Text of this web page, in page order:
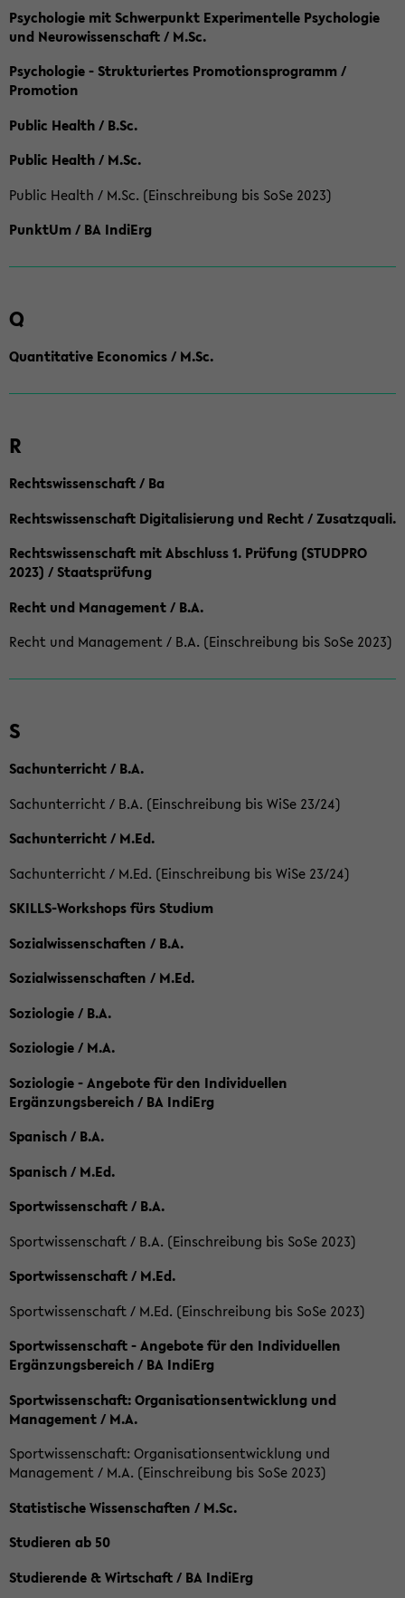
Psychologie mit Schwerpunkt Experimentelle Psychologie
und Neurowissenschaft / M.Sc.
Psychologie - Strukturiertes Promotionsprogramm /
Promotion
Public Health / B.Sc.
Public Health / M.Sc.
Public Health / M.Sc. (Einschreibung bis SoSe 2023)
PunktUm / BA IndiErg
Q
Quantitative Economics / M.Sc.
R
Rechtswissenschaft / Ba
Rechtswissenschaft Digitalisierung und Recht / Zusatzquali.
Rechtswissenschaft mit Abschluss 1. Prüfung (STUDPRO
2023) / Staatsprüfung
Recht und Management / B.A.
Recht und Management / B.A. (Einschreibung bis SoSe 2023)
S
Sachunterricht / B.A.
Sachunterricht / B.A. (Einschreibung bis WiSe 23/24)
Sachunterricht / M.Ed.
Sachunterricht / M.Ed. (Einschreibung bis WiSe 23/24)
SKILLS-Workshops fürs Studium
Sozialwissenschaften / B.A.
Sozialwissenschaften / M.Ed.
Soziologie / B.A.
Soziologie / M.A.
Soziologie - Angebote für den Individuellen
Ergänzungsbereich / BA IndiErg
Spanisch / B.A.
Spanisch / M.Ed.
Sportwissenschaft / B.A.
Sportwissenschaft / B.A. (Einschreibung bis SoSe 2023)
Sportwissenschaft / M.Ed.
Sportwissenschaft / M.Ed. (Einschreibung bis SoSe 2023)
Sportwissenschaft - Angebote für den Individuellen
Ergänzungsbereich / BA IndiErg
Sportwissenschaft: Organisationsentwicklung und
Management / M.A.
Sportwissenschaft: Organisationsentwicklung und
Management / M.A. (Einschreibung bis SoSe 2023)
Statistische Wissenschaften / M.Sc.
Studieren ab 50
Studierende & Wirtschaft / BA IndiErg